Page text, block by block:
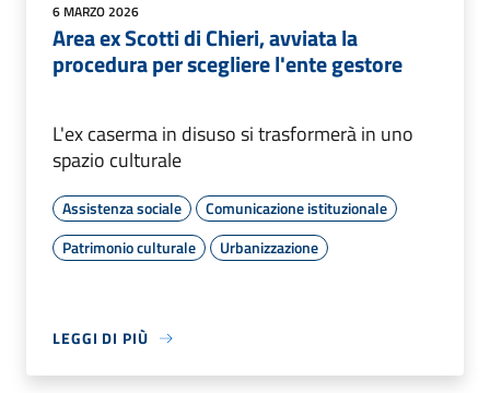
6 MARZO 2026
Area ex Scotti di Chieri, avviata la
procedura per scegliere l'ente gestore
L'ex caserma in disuso si trasformerà in uno
spazio culturale
Assistenza sociale
Comunicazione istituzionale
Patrimonio culturale
Urbanizzazione
LEGGI DI PIÙ